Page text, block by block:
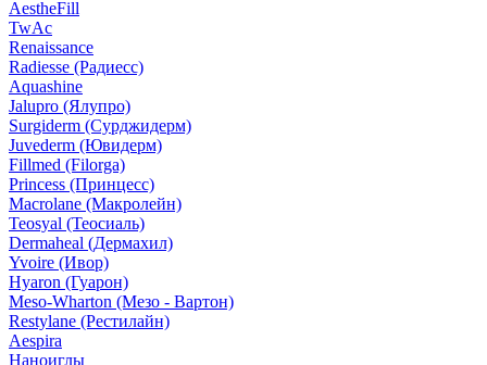
AestheFill
TwAc
Renaissance
Radiesse (Радиесс)
Aquashine
Jalupro (Ялупро)
Surgiderm (Сурджидерм)
Juvederm (Ювидерм)
Fillmed (Filorga)
Princess (Принцесс)
Macrolane (Макролейн)
Teosyal (Теосиаль)
Dermaheal (Дермахил)
Yvoire (Ивор)
Hyaron (Гуарон)
Meso-Wharton (Мезо - Вартон)
Restylane (Рестилайн)
Aespira
Наноиглы